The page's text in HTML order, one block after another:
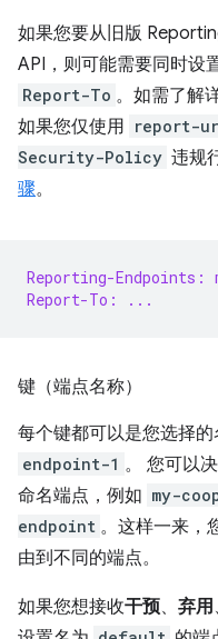
如果您要从旧版
API，则可能需要同时设
Report-To 。如需了解
如果您仅使用 report-
Security-Policy 违规
骤。
Reporting-
Report-To: ...
键（端点名称）
每个键都可以是您选择
endpoint-1 。 您可以
命名端点，例如 my-
endpoint 。这样一来，
由到不同的端点。
如果您想接收干预、 弃用